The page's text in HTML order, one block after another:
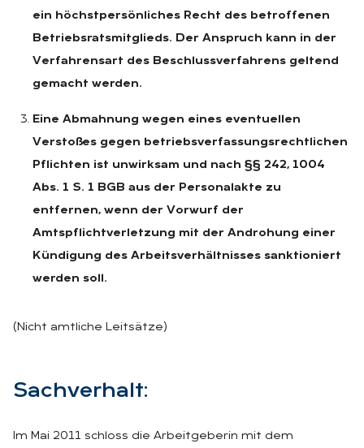
ein höchstpersönliches Recht des betroffenen
Betriebsratsmitglieds. Der Anspruch kann in der
Verfahrensart des Beschlussverfahrens geltend
gemacht werden.
Eine Abmahnung wegen eines eventuellen
Verstoßes gegen betriebsverfassungsrechtlichen
Pflichten ist unwirksam und nach §§ 242, 1004
Abs. 1 S. 1 BGB aus der Personalakte zu
entfernen, wenn der Vorwurf der
Amtspflichtverletzung mit der Androhung einer
Kündigung des Arbeitsverhältnisses sanktioniert
werden soll.
(Nicht amtliche Leitsätze)
Sach­ver­halt:
Im Mai 2011 schloss die Arbeitgeberin mit dem